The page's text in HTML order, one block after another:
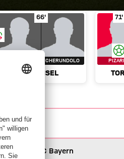
in Spielminute 63'
Wechsel Sakai für
CHERUNDOLO
WECHSEL
66' 71'
FC Bayern
FC Bayern